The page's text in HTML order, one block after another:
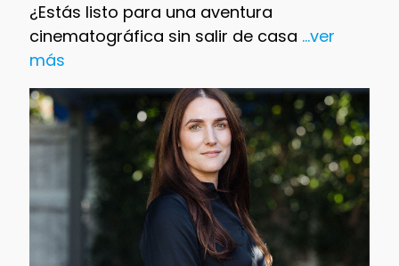
¿Estás listo para una aventura
cinematográfica sin salir de casa ...ver
más